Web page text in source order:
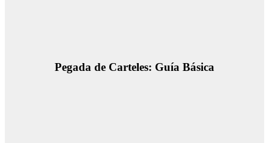
Pegada de Carteles: Guía Básica